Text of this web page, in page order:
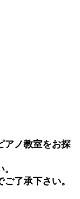
アノ教室をお探
了承下さい。